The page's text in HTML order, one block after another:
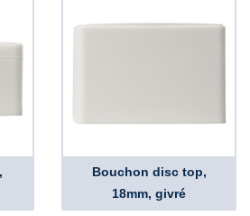
Bouchon disc top,
18mm, givré